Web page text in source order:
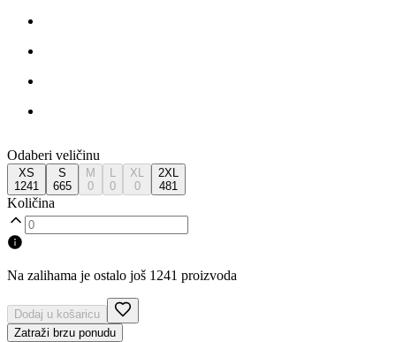
Odaberi veličinu
XS
1241
S
665
M
0
L
0
XL
0
2XL
481
Količina
Na zalihama je ostalo još 1241 proizvoda
Dodaj u košaricu
Zatraži brzu ponudu